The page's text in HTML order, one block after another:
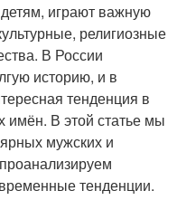
играют важную
религиозные
В России
историю, и в
тенденция в
имён. В этой статье мы
мужских и
тенденции.